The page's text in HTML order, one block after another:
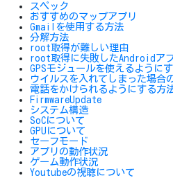
スペック
おすすめのマップアプリ
Gmailを使用する方法
分解方法
root取得が難しい理由
root取得に失敗したAndroidア
GPSモジュールを使えるように
ウイルスを入れてしまった場合
電話をかけられるようにする方
FirmwareUpdate
システム構造
SoCについて
GPUについて
セーフモード
アプリの動作状況
ゲーム動作状況
Youtubeの視聴について